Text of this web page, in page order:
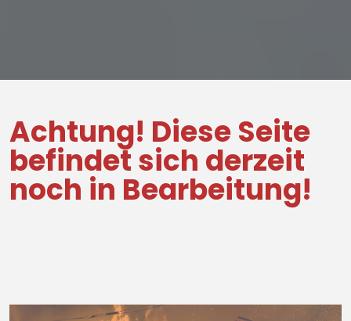
Achtung! Diese Seite
befindet sich derzeit
noch in Bearbeitung!